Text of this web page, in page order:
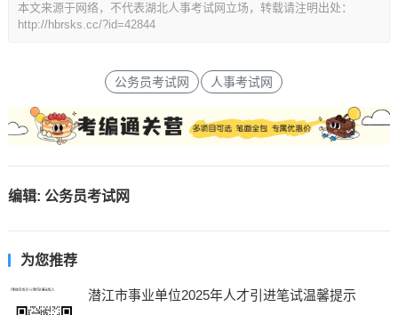
本文来源于网络，不代表湖北人事考试网立场，转载请注明出处：
http://hbrsks.cc/?id=42844
公务员考试网 人事考试网
编辑: 公务员考试网
为您推荐
潜江市事业单位2025年人才引进笔试温馨提示